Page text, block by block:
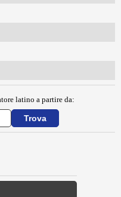
latino a partire da: